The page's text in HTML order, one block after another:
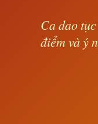
Ca dao
điểm và ý